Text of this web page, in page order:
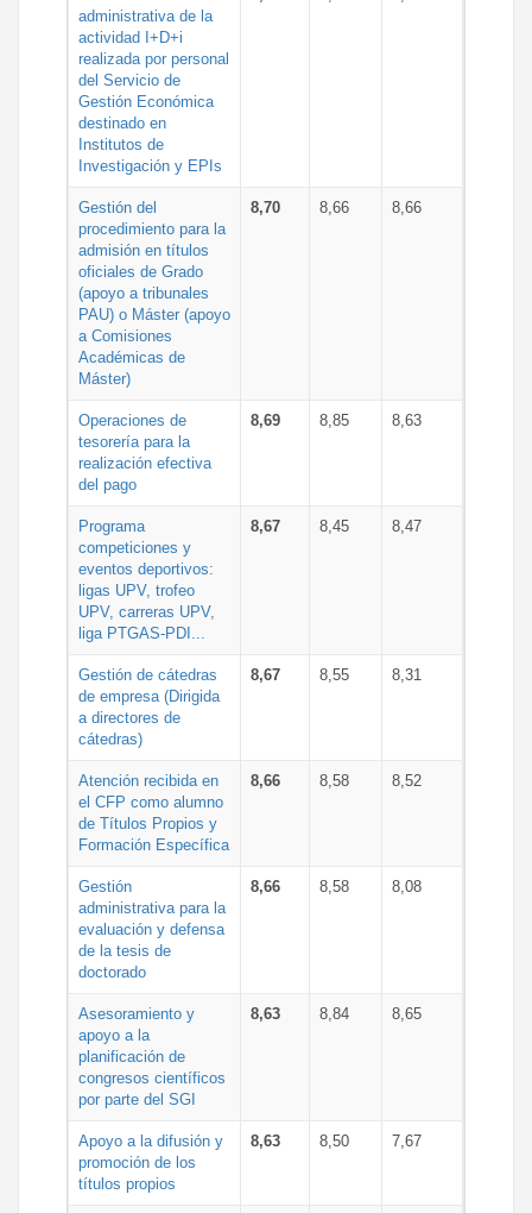
administrativa de la
actividad I+D+i
realizada por personal
del Servicio de
Gestión Económica
destinado en
Institutos de
Investigación y EPIs
Gestión del
procedimiento para la
admisión en títulos
oficiales de Grado
(apoyo a tribunales
PAU) o Máster (apoyo
a Comisiones
Académicas de
Máster)
8,70 8,66 8,66
Operaciones de
tesorería para la
realización efectiva
del pago
8,69 8,85 8,63
Programa
competiciones y
eventos deportivos:
ligas UPV, trofeo
UPV, carreras UPV,
liga PTGAS-PDI...
8,67 8,45 8,47
Gestión de cátedras
de empresa (Dirigida
a directores de
cátedras)
8,67 8,55 8,31
Atención recibida en
el CFP como alumno
de Títulos Propios y
Formación Específica
8,66 8,58 8,52
Gestión
administrativa para la
evaluación y defensa
de la tesis de
doctorado
8,66 8,58 8,08
Asesoramiento y
apoyo a la
planificación de
congresos científicos
por parte del SGI
8,63 8,84 8,65
Apoyo a la difusión y
promoción de los
títulos propios
8,63 8,50 7,67